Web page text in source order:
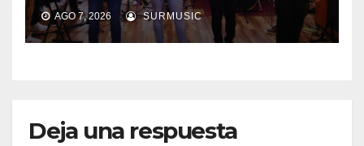
AGO 7, 2026 SURMUSIC
Deja una respuesta